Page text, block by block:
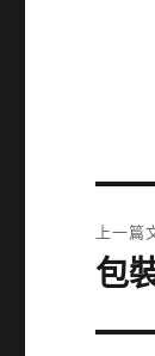
章
上一篇
上
篇
包